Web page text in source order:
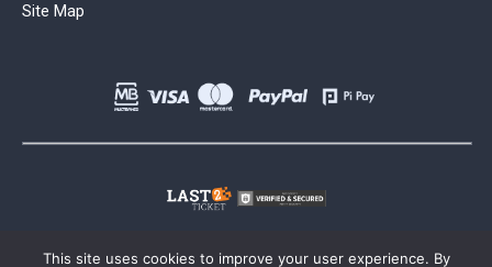
Site Map
This site uses cookies to improve your user experience. By